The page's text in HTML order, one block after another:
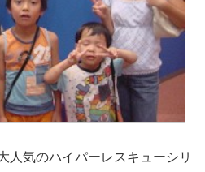
人気のハイパーレスキューシリ